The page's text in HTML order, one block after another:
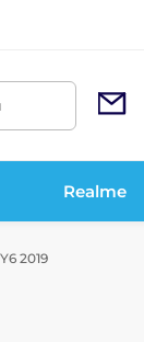
Realme
2019